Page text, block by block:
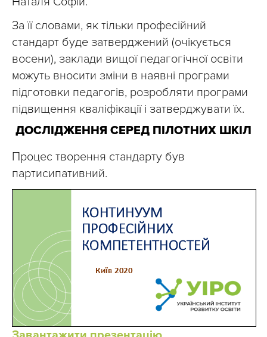
За її словами, як тільки професійний
стандарт буде затверджений (очікується
восени), заклади вищої педагогічної освіти
можуть вносити зміни в наявні програми
підготовки педагогів, розробляти програми
підвищення кваліфікації і затверджувати їх.
ДОСЛІДЖЕННЯ СЕРЕД ПІЛОТНИХ ШКІЛ
Процес творення стандарту був
партисипативний.